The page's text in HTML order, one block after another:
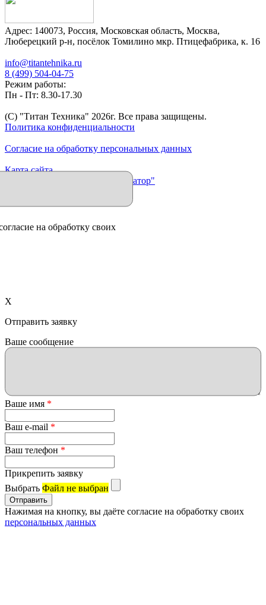
Адрес: 140073, Россия, Московская область, Москва,
Люберецкий р-н, посёлок Томилино мкр. Птицефабрика, к. 16
info@titantehnika.ru
8 (499) 504-04-75
Режим работы:
Пн - Пт: 8.30-17.30
(C) "Титан Техника" 2026г. Все права защищены.
Политика конфиденциальности
Согласие на обработку персональных данных
Карта сайта
Продвижение сайта "Иллюминатор"
на обработку своих
X
Отправить заявку
Ваше сообщение
Ваше имя *
Ваш e-mail *
Ваш телефон *
Прикрепить заявку
Выбрать Файл не выбран
Нажимая на кнопку, вы даёте согласие на обработку своих
персональных данных